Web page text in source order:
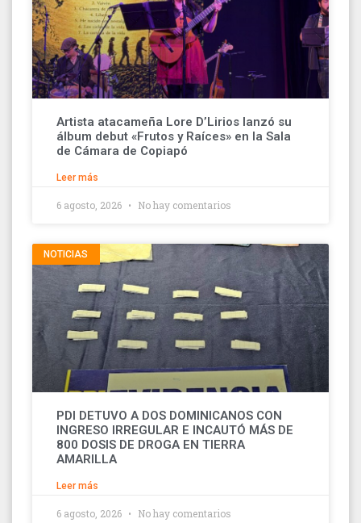
Artista atacameña Lore D’Lirios lanzó su
álbum debut «Frutos y Raíces» en la Sala
de Cámara de Copiapó
Leer más
6 agosto, 2026 No hay comentarios
NOTICIAS
PDI DETUVO A DOS DOMINICANOS CON
INGRESO IRREGULAR E INCAUTÓ MÁS DE
800 DOSIS DE DROGA EN TIERRA
AMARILLA
Leer más
6 agosto, 2026 No hay comentarios